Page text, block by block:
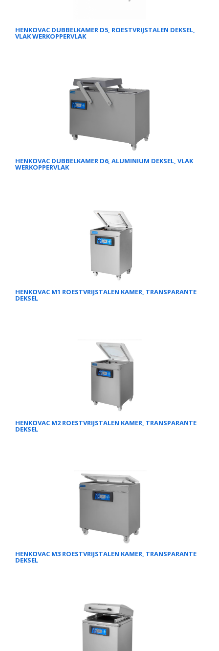
HENKOVAC DUBBELKAMER D5, ROESTVRIJSTALEN DEKSEL,
VLAK WERKOPPERVLAK
HENKOVAC DUBBELKAMER D6, ALUMINIUM DEKSEL, VLAK
WERKOPPERVLAK
HENKOVAC M1 ROESTVRIJSTALEN KAMER, TRANSPARANTE
DEKSEL
HENKOVAC M2 ROESTVRIJSTALEN KAMER, TRANSPARANTE
DEKSEL
HENKOVAC M3 ROESTVRIJSTALEN KAMER, TRANSPARANTE
DEKSEL